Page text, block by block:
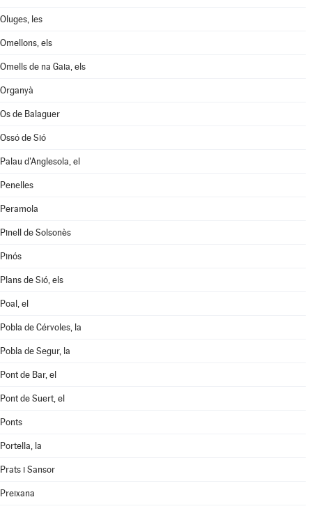
Oluges, les
Omellons, els
Omells de na Gaia, els
Organyà
Os de Balaguer
Ossó de Sió
Palau d'Anglesola, el
Penelles
Peramola
Pinell de Solsonès
Pinós
Plans de Sió, els
Poal, el
Pobla de Cérvoles, la
Pobla de Segur, la
Pont de Bar, el
Pont de Suert, el
Ponts
Portella, la
Prats i Sansor
Preixana